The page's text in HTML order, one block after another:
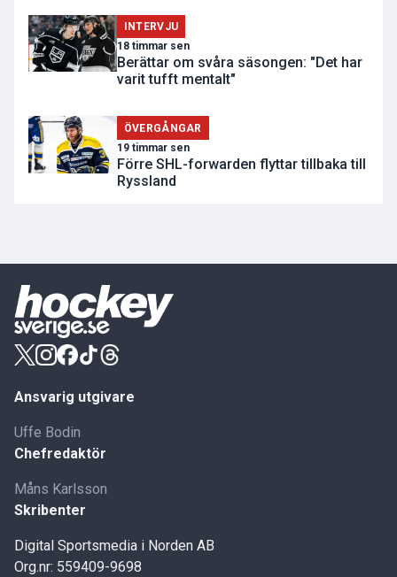
INTERVJU
18 timmar sen
Berättar om svåra säsongen: "Det har
varit tufft mentalt"
ÖVERGÅNGAR
19 timmar sen
Förre SHL-forwarden flyttar tillbaka till
Ryssland
Ansvarig utgivare
Uffe Bodin
Chefredaktör
Måns Karlsson
Skribenter
Digital Sportsmedia i Norden AB
Org.nr: 559409-9698